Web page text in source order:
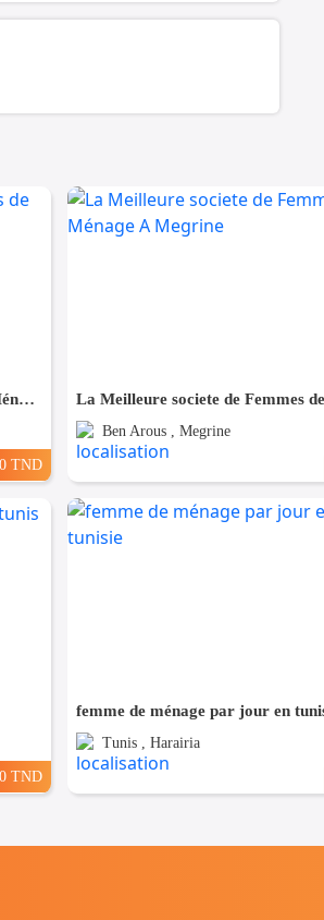
La Meilleure societe de Femmes de Ménage A Fouchana
TND
Ben Arous , Megrine
TND
femme de ménage par jour en
Tunis , Harairia